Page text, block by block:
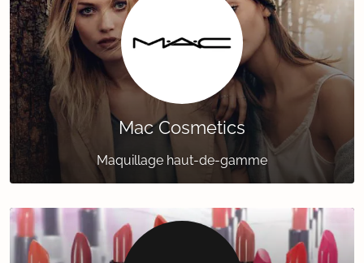
Mac Cosmetics
Maquillage haut-de-gamme